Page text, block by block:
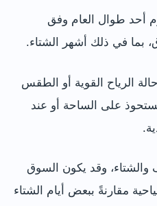
أحد طوال العام وفق
بما في ذلك أشهر الشتاء.
الرياح القوية أو الطقس
على الساحة أو عند
والشتاء، وقد يكون السوق
مقارنةً ببعض أيام الشتاء